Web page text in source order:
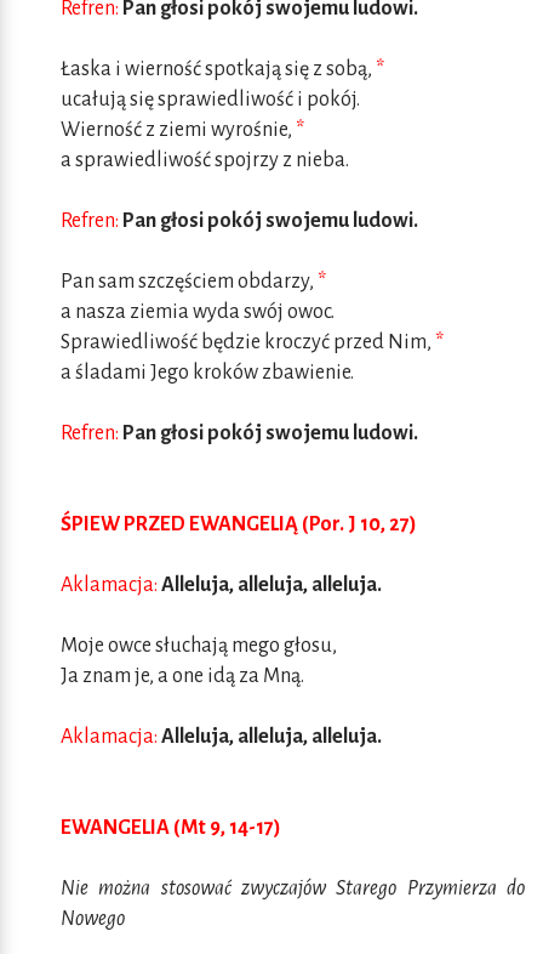
Refren: Pan głosi pokój swojemu ludowi.
Łaska i wierność spotkają się z sobą, *
ucałują się sprawiedliwość i pokój.
Wierność z ziemi wyrośnie, *
a sprawiedliwość spojrzy z nieba.
Refren: Pan głosi pokój swojemu ludowi.
Pan sam szczęściem obdarzy, *
a nasza ziemia wyda swój owoc.
Sprawiedliwość będzie kroczyć przed Nim, *
a śladami Jego kroków zbawienie.
Refren: Pan głosi pokój swojemu ludowi.
ŚPIEW PRZED EWANGELIĄ (Por. J 10, 27)
Aklamacja: Alleluja, alleluja, alleluja.
Moje owce słuchają mego głosu,
Ja znam je, a one idą za Mną.
Aklamacja: Alleluja, alleluja, alleluja.
EWANGELIA (Mt 9, 14-17)
Nie można stosować zwyczajów Starego Przymierza do
Nowego